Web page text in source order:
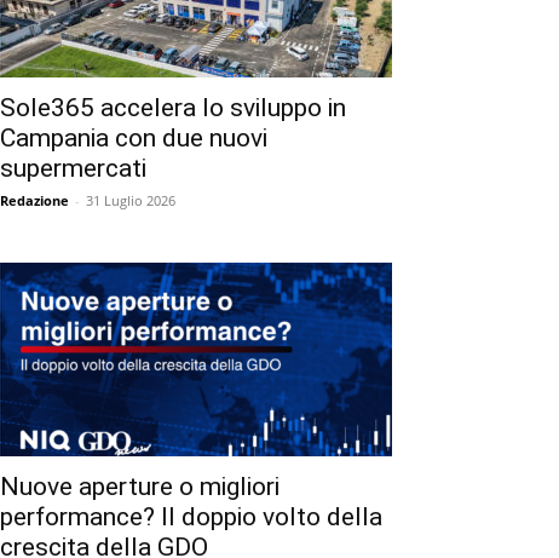
Sole365 accelera lo sviluppo in
Campania con due nuovi
supermercati
Redazione - 31 Luglio 2026
Nuove aperture o migliori
performance? Il doppio volto della
crescita della GDO